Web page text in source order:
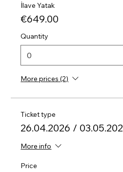
İlave Yatak
€649.00
Quantity
More prices (2)
Ticket type
26.04.2026 / 03.05.202
More info
Price